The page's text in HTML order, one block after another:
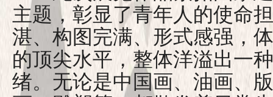
主题，彰显了青年人的使命
湛、构图完满、形式感强，
的顶尖水平，整体洋溢出一
绪。无论是中国画、油画、